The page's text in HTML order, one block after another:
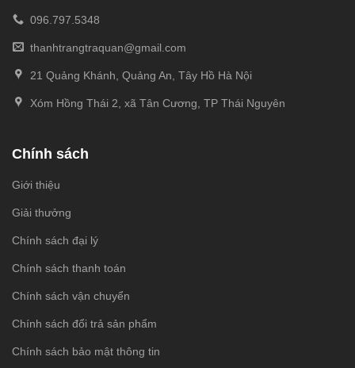
096.797.5348
thanhtrangtraquan@gmail.com
21 Quảng Khánh, Quảng An, Tây Hồ Hà Nội
Xóm Hồng Thái 2, xã Tân Cương, TP Thái Nguyên
Chính sách
Giới thiệu
Giải thưởng
Chính sách đại lý
Chính sách thanh toán
Chính sách vận chuyển
Chính sách đổi trả sản phẩm
Chính sách bảo mật thông tin